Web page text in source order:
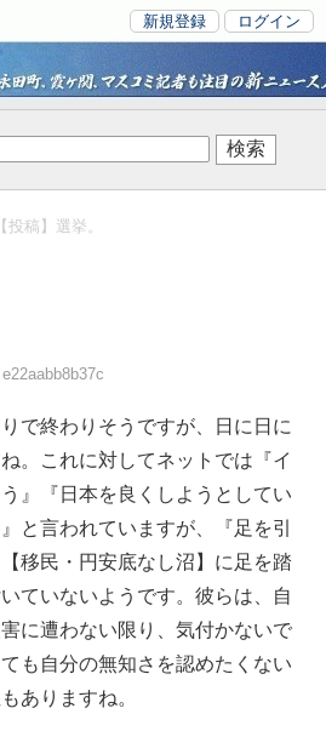
新規登録 ログイン
投稿】選挙。
e22aabb8b37c
で終わりそうですが、日に日に
。これに対してネットでは『イ
』『日本を良くしようとしてい
と言われていますが、『足を引
移民・円安底なし沼】に足を踏
ていないようです。彼らは、自
に遭わない限り、気付かないで
も自分の無知さを認めたくない
ありますね。